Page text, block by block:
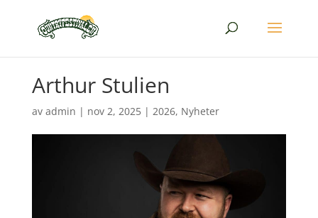
Arthur Stulien
av admin | nov 2, 2025| 2026, Nyheter